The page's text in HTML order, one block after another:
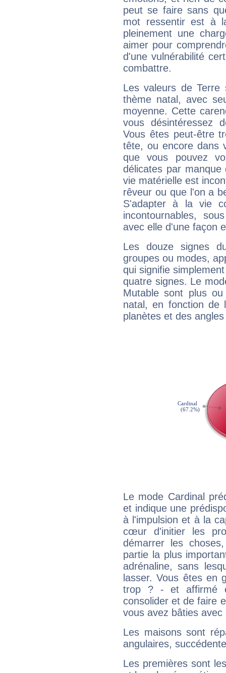
peut se faire sans
mot ressentir est à
pleinement une
aimer pour
d'une vulnérabilité
combattre.
Les valeurs de Terre
thème natal, avec
moyenne. Cette
vous désintéressez
Vous êtes peut-être
tête, ou encore dans
que vous pouvez
délicates par
vie matérielle est
rêveur ou que l'on a
S'adapter à la vie
incontournables,
avec elle d'une façon
Les douze signes
groupes ou modes,
qui signifie
quatre signes. Le
Mutable sont plus
natal, en fonction de
planètes et des
Le mode Cardinal
et indique une
à l'impulsion et à la
cœur d'initier les
démarrer les
partie la plus
adrénaline, sans
lasser. Vous êtes en
trop ? - et affirmé
consolider et de faire
vous avez bâties avec
Les maisons sont
angulaires,
Les premières sont